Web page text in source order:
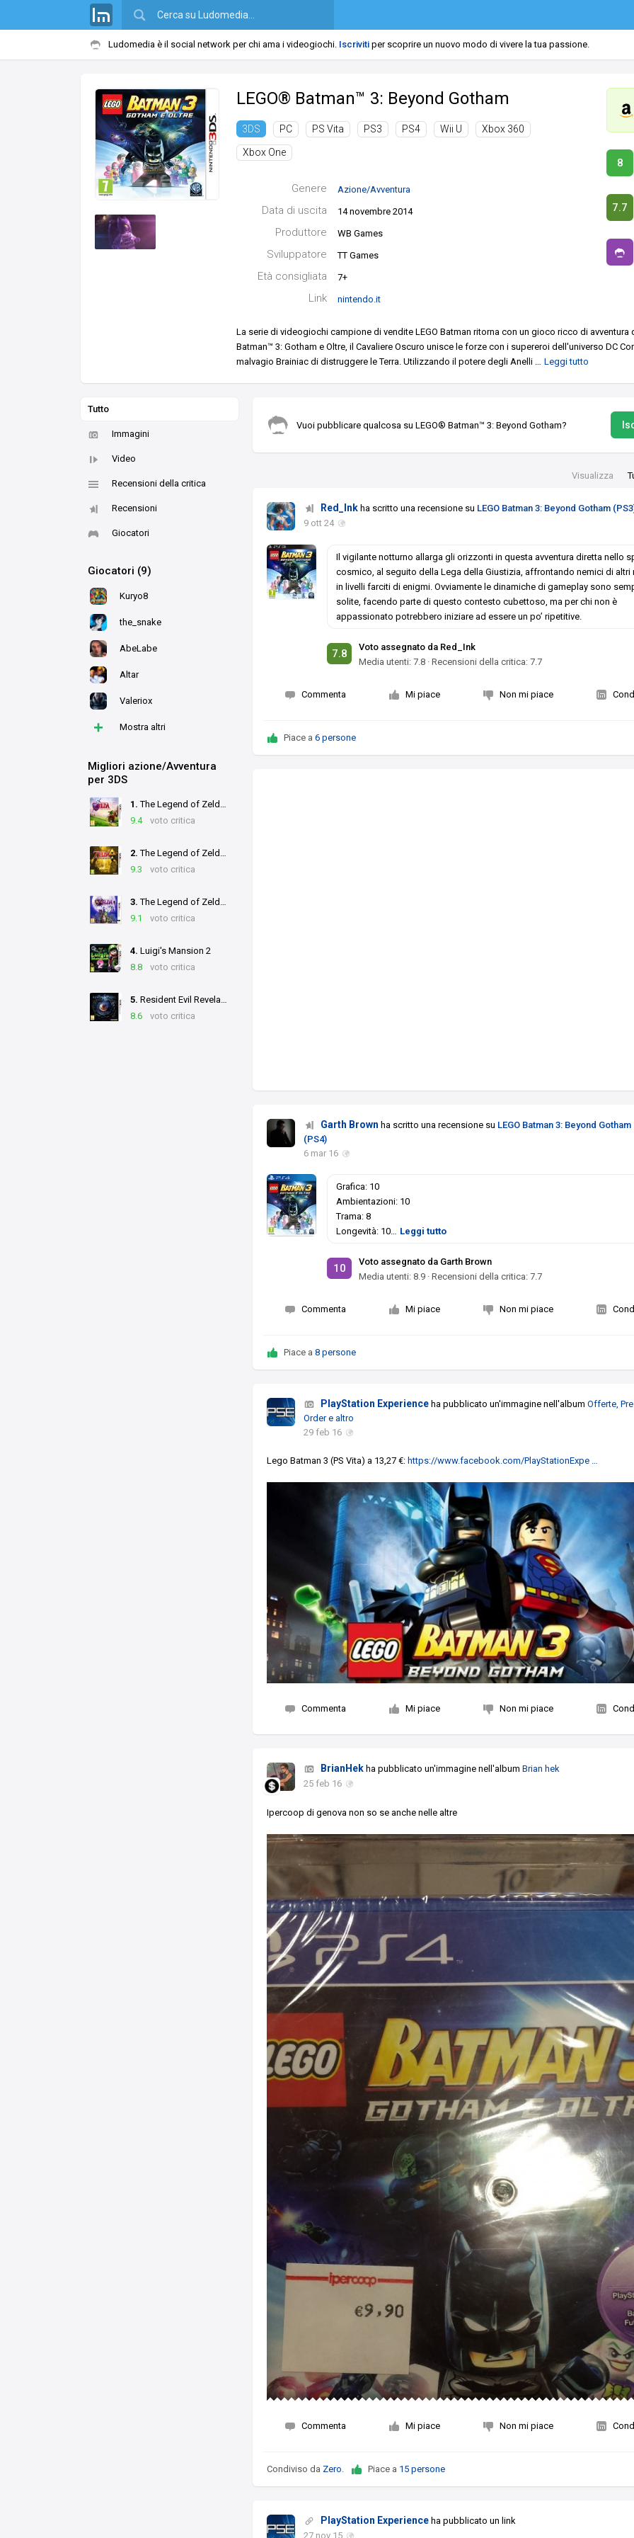
Ludomedia è il social network per chi ama i videogiochi. Iscriviti per scoprire un nuovo modo di vivere la tua passione.
LEGO® Batman™ 3: Beyond Gotham
3DS PC PS Vita PS3 PS4 Wii U Xbox 360
Xbox One
Genere Azione/Avventura
Data di uscita 14 novembre 2014
Produttore WB Games
Sviluppatore TT Games
Età consigliata 7+
Link nintendo.it
8
7.7
La serie di videogiochi campione di vendite LEGO Batman ritorna con un gioco ricco di avventura
Batman™ 3: Gotham e Oltre, il Cavaliere Oscuro unisce le forze con i supereroi dell'universo DC
malvagio Brainiac di distruggere le Terra. Utilizzando il potere degli Anelli … Leggi tutto
Tutto
Immagini
Video
Recensioni della critica
Recensioni
Giocatori
Giocatori (9)
Kuryo8
the_snake
AbeLabe
Altar
Valeriox
+ Mostra altri
Migliori azione/Avventura
per 3DS
1. The Legend of Zelda: Ocarina of Time 3D
9.4
voto critica
2. The Legend of Zelda: A Link Between Worlds
9.3
voto critica
3. The Legend of Zelda: Majora's Mask 3D
9.1
voto critica
4. Luigi's Mansion 2
8.8
voto critica
5. Resident Evil Revelations
8.6
voto critica
Vuoi pubblicare qualcosa su LEGO® Batman™ 3: Beyond Gotham?
Visualizza
Red_Ink ha scritto una recensione su LEGO Batman 3: Beyond Gotham
9 ott 24
Il vigilante notturno allarga gli orizzonti in questa avventura diretta nello
cosmico, al seguito della Lega della Giustizia, affrontando nemici di altri
in livelli farciti di enigmi. Ovviamente le dinamiche di gameplay sono
solite, facendo parte di questo contesto cubettoso, ma per chi non è
appassionato potrebbero iniziare ad essere un po’ ripetitive.
7.8
Voto assegnato da Red_Ink
Media utenti:7.8 ·Recensioni della critica: 7.7
Commenta Mi piace Non mi piace
Piace a6 persone
Garth Brown ha scritto una recensione su LEGO Batman 3: Beyond Gotham
(PS4)
6 mar 16
Grafica: 10
Ambientazioni: 10
Trama: 8
Longevità: 10… Leggi tutto
10
Voto assegnato da Garth Brown
Media utenti:8.9 ·Recensioni della critica: 7.7
Commenta Mi piace Non mi piace
Piace a8 persone
PlayStation Experience ha pubblicato un'immagine nell'albumOfferte, Pre
Order e altro
29 feb 16
Lego Batman 3 (PS Vita) a 13,27 €: https://www.facebook.com/PlayStationExpe …
Commenta Mi piace Non mi piace
BrianHek ha pubblicato un'immagine nell'albumBrian hek
25 feb 16
Ipercoop di genova non so se anche nelle altre
Commenta Mi piace Non mi piace
Condiviso da Zero. Piace a 15 persone
PlayStation Experience ha pubblicato un link
27 nov 15